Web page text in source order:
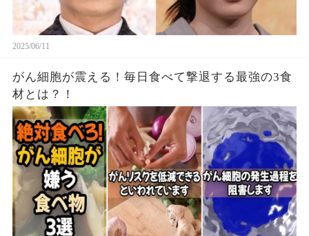
2025/06/11
がん細胞が震える！毎日食べて撃退する最強の3食
材とは？！